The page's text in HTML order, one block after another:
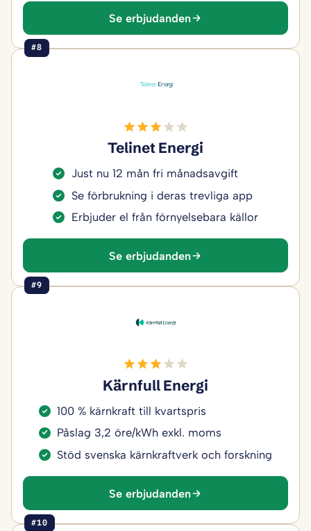
Se erbjudanden
#8
Telinet Energi
Just nu 12 mån fri månadsavgift
Se förbrukning i deras trevliga app
Erbjuder el från förnyelsebara källor
Se erbjudanden
#9
Kärnfull Energi
100 % kärnkraft till kvartspris
Påslag 3,2 öre/kWh exkl. moms
Stöd svenska kärnkraftverk och forskning
Se erbjudanden
#10